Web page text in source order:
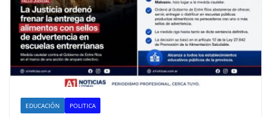
EDUCACIÓN POLITICA